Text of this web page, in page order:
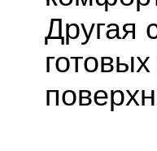
Другая